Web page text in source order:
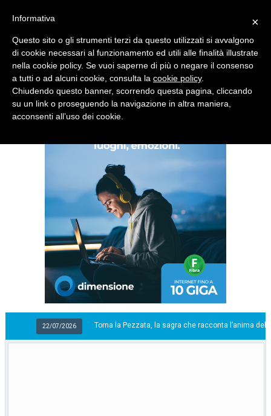
Quotidiano d'informazione distribuito in Molise con
Torna la Pezzata, la sagra che racconta l’anima della montagna
×
Informativa
Questo sito o gli strumenti terzi da questo utilizzati si avvalgono
di cookie necessari al funzionamento ed utili alle finalità illustrate
nella cookie policy. Se vuoi saperne di più o negare il consenso
a tutti o ad alcuni cookie, consulta la cookie policy.
Chiudendo questo banner, scorrendo questa pagina, cliccando
su un link o proseguendo la navigazione in altra maniera,
acconsenti all’uso dei cookie.